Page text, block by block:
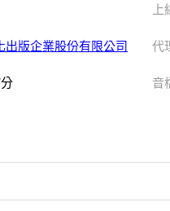
出版企業股份有限公司 代
音